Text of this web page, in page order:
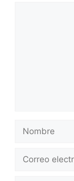
electrónico